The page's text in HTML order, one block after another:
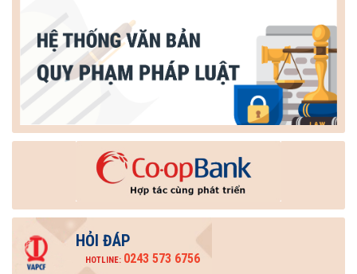
HỎI ĐÁP
HOTLINE: 0243 573 6756